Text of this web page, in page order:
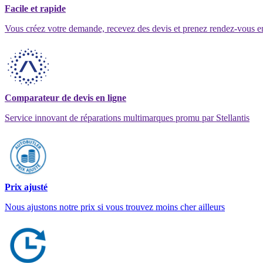
Facile et rapide
Vous créez votre demande, recevez des devis et prenez rendez-vous
Comparateur de devis en ligne
Service innovant de réparations multimarques promu par Stellantis
Prix ajusté
Nous ajustons notre prix si vous trouvez moins cher ailleurs